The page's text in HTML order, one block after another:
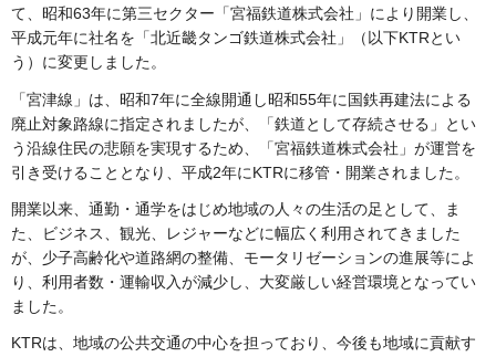
て、昭和63年に第三セクター「宮福鉄道株式会社」により開業し、
平成元年に社名を「北近畿タンゴ鉄道株式会社」（以下KTRとい
う）に変更しました。
「宮津線」は、昭和7年に全線開通し昭和55年に国鉄再建法による
廃止対象路線に指定されましたが、「鉄道として存続させる」とい
う沿線住民の悲願を実現するため、「宮福鉄道株式会社」が運営を
引き受けることとなり、平成2年にKTRに移管・開業されました。
開業以来、通勤・通学をはじめ地域の人々の生活の足として、ま
た、ビジネス、観光、レジャーなどに幅広く利用されてきました
が、少子高齢化や道路網の整備、モータリゼーションの進展等によ
り、利用者数・運輸収入が減少し、大変厳しい経営環境となってい
ました。
KTRは、地域の公共交通の中心を担っており、今後も地域に貢献す